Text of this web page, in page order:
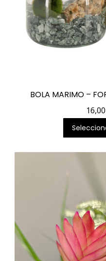
BOLA MARIMO –
16,00